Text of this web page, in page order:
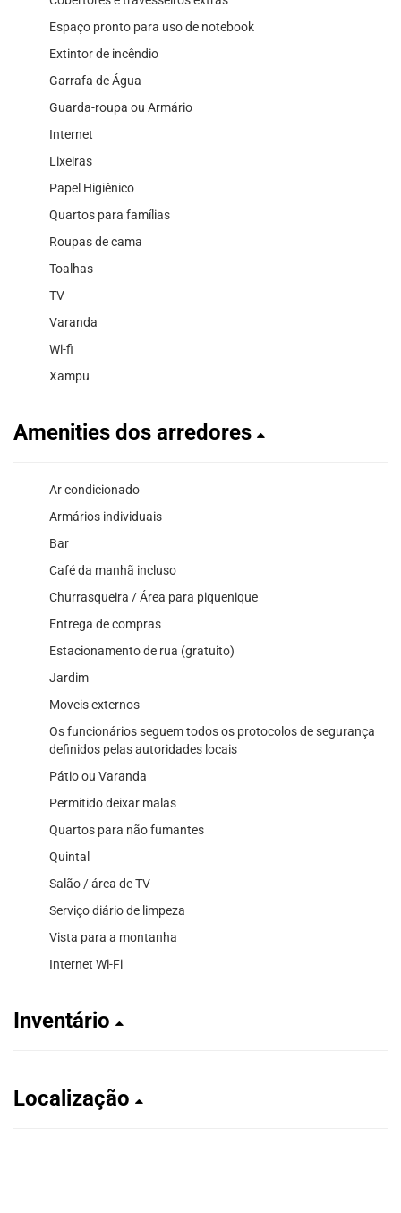
Espaço pronto para uso de notebook
Extintor de incêndio
Garrafa de Água
Guarda-roupa ou Armário
Internet
Lixeiras
Papel Higiênico
Quartos para famílias
Roupas de cama
Toalhas
TV
Varanda
Wi-fi
Xampu
Amenities dos arredores
Ar condicionado
Armários individuais
Bar
Café da manhã incluso
Churrasqueira / Área para piquenique
Entrega de compras
Estacionamento de rua (gratuito)
Jardim
Moveis externos
Os funcionários seguem todos os protocolos de segurança
definidos pelas autoridades locais
Pátio ou Varanda
Permitido deixar malas
Quartos para não fumantes
Quintal
Salão / área de TV
Serviço diário de limpeza
Vista para a montanha
Internet Wi-Fi
Inventário
Localização